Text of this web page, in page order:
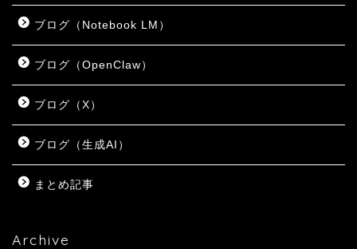
ブログ（Notebook LM）
ブログ（OpenClaw）
ブログ（X）
ブログ（生成AI）
まとめ記事
Archive